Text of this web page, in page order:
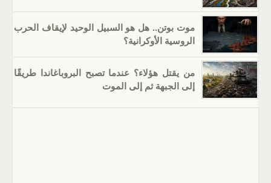
موت بوتن.. هل هو السبيل الوحيد لإيقاف الحرب
الروسية الأوكرانية؟
من يقتل هؤلاء؟ عندما تصبح البروباغاندا طريقًا
إلى الجبهة ثم إلى الموت